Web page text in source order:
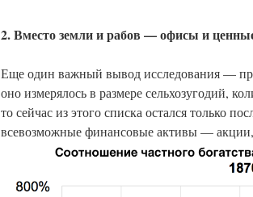
2. Вместо земли и рабов — офисы и
Еще один важный вывод исследования —
оно измерялось в размере сельхозугодий,
то сейчас из этого списка остался только
всевозможные финансовые активы —